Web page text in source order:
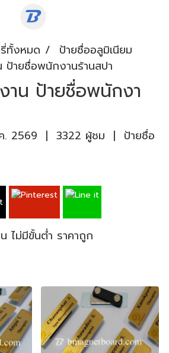
ทั้งหมด
ป้ายชื่ออลูมิเนียม
ป้ายชื่อพนักงานร้านสปา
าน ป้ายชื่อพนักงา
. 2569 | 3322 ผู้ชม | ป้ายชื่อ
ไม่มีขั้นต่ำ ราคาถูก